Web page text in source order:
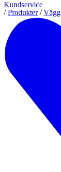
Kundservice
/ Produkter / Vägg